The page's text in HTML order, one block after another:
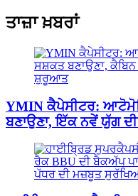
ਤਾਜ਼ਾ ਖ਼ਬਰਾਂ
YMIN ਕੈਪੇਸੀਟਰ:
ਬਣਾਉਣਾ, ਇੱਕ ਨਵੇਂ ਯੁੱਗ